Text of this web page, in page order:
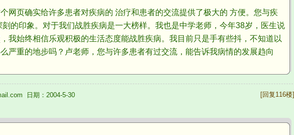
页确实给许多患者对疾病的 治疗和患者的交流提供了极大的 方便。您与疾
的印象。对于我们战胜疾病是一大榜样。我也是中学老师，今年38岁，医生说
我始终相信乐观积极的生活态度能战胜疾病。我目前只是手有些抖，不知道以
严重的地步吗？卢老师，您与许多患者有过交流，能告诉我病情的发展趋向
日期：2004-5-30 [回复116楼]